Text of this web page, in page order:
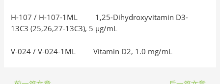
H-107 / H-107-1ML 1,25-Dihydroxyvitamin D3-
13C3 (25,26,27-13C3), 5 µg/mL
V-024 / V-024-1ML Vitamin D2, 1.0 mg/mL